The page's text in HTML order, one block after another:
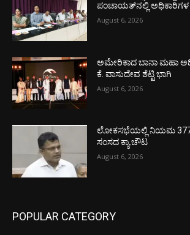
ಪಂಚಾಯತ್‌ನಲ್ಲಿ ಅಧಿಕಾರಿಗಳ
August 6, 2026
ಅಮೇರಿಕಾದ ಬಾನಾ ಮಹಾ
ಕೆ. ವಾಸುದೇವ ಶೆಟ್ಟಿ ಭಾಗಿ
August 6, 2026
ಲೋಕಸಭೆಯಲ್ಲಿ ನಿಯಮ
ಸಂಸದ ಕ್ಯಾ.ಚೌಟ
August 6, 2026
POPULAR CATEGORY